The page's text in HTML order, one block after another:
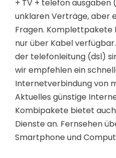
+ TV + telefon ausgaben
unklaren Verträge, aber
Fragen. Komplettpakete
nur über Kabel
der telefonleitung (dsl)
wir empfehlen ein
Internetverbindung von
Aktuelles günstige
Kombipakete bietet
Dienste an. Fernsehen
Smartphone und